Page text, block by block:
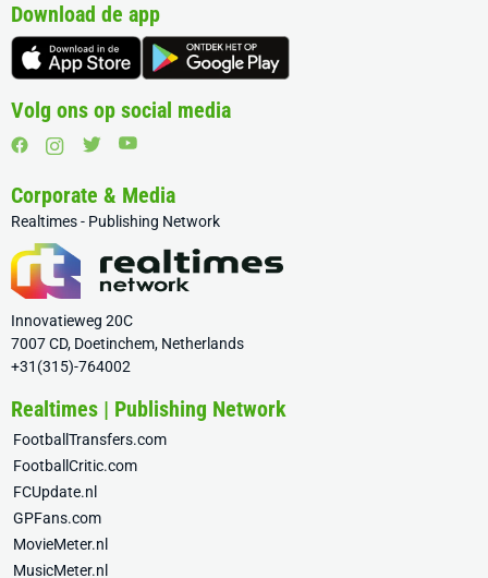
Download de app
Volg ons op social media
Corporate & Media
Realtimes - Publishing Network
Innovatieweg 20C
7007 CD, Doetinchem, Netherlands
+31(315)-764002
Realtimes | Publishing Network
FootballTransfers.com
FootballCritic.com
FCUpdate.nl
GPFans.com
MovieMeter.nl
MusicMeter.nl